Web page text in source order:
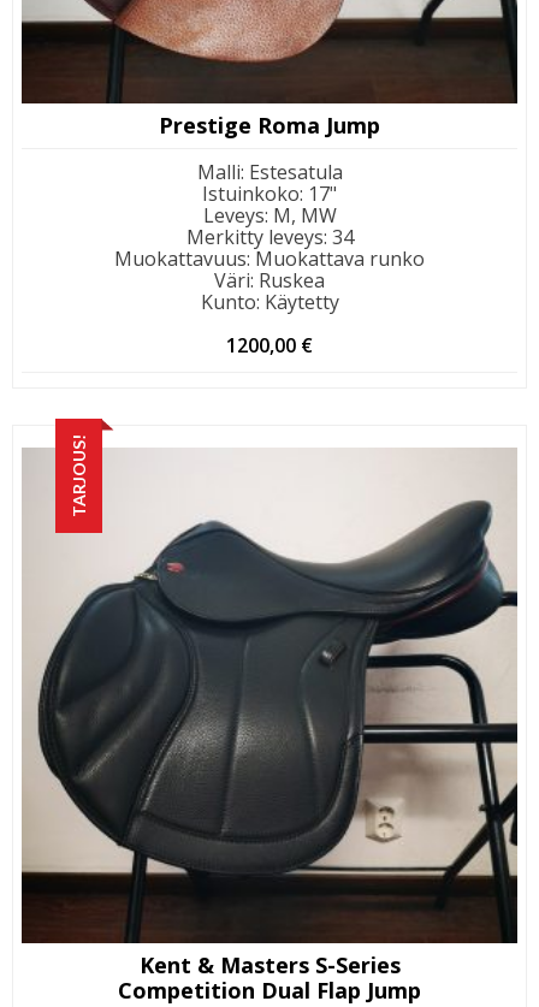
Prestige Roma Jump
Malli: Estesatula
Istuinkoko: 17"
Leveys: M, MW
Merkitty leveys: 34
Muokattavuus: Muokattava runko
Väri: Ruskea
Kunto: Käytetty
1200,00 €
TARJOUS!
Kent & Masters S-Series
Competition Dual Flap Jump